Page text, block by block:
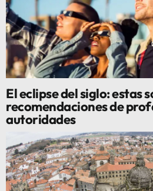
El eclipse del siglo: estas
recomendaciones de
autoridades